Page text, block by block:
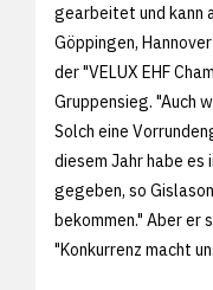
gearbeitet und kann
Göppingen,
der "VELUX EHF
Gruppensieg. "Auch
Solch eine
diesem Jahr habe es
gegeben, so
bekommen." Aber er
"Konkurrenz macht